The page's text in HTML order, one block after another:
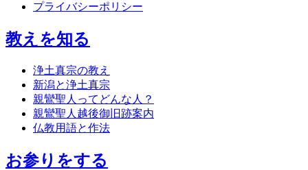
プライバシーポリシー
教えを知る
浄土真宗の教え
新潟と浄土真宗
親鸞聖人ってどんな人？
親鸞聖人越後御旧跡案内
仏教用語と作法
お参りをする